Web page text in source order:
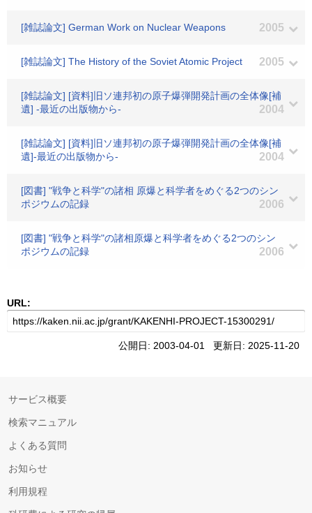
[雑誌論文] German Work on Nuclear Weapons 2005
[雑誌論文] The History of the Soviet Atomic Project 2005
[雑誌論文] [資料]旧ソ連邦初の原子爆弾開発計画の全体像[補
遺] -最近の出版物から-
2004
[雑誌論文] [資料]旧ソ連邦初の原子爆弾開発計画の全体像[補
遺]-最近の出版物から-
2004
[図書] "戦争と科学"の諸相 原爆と科学者をめぐる2つのシン
ポジウムの記録
2006
[図書] "戦争と科学"の諸相原爆と科学者をめぐる2つのシン
ポジウムの記録
2006
URL:
公開日: 2003-04-01 更新日: 2025-11-20
サービス概要
検索マニュアル
よくある質問
お知らせ
利用規程